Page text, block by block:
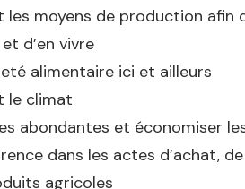
les moyens de production
d’en vivre
alimentaire ici et ailleurs
le climat
abondantes et économiser
dans les actes d’achat,
agricoles